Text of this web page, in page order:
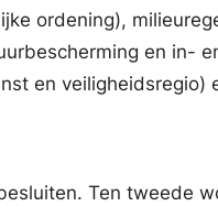
ordening),
en in-
en veiligheidsregio)
Ten tweede